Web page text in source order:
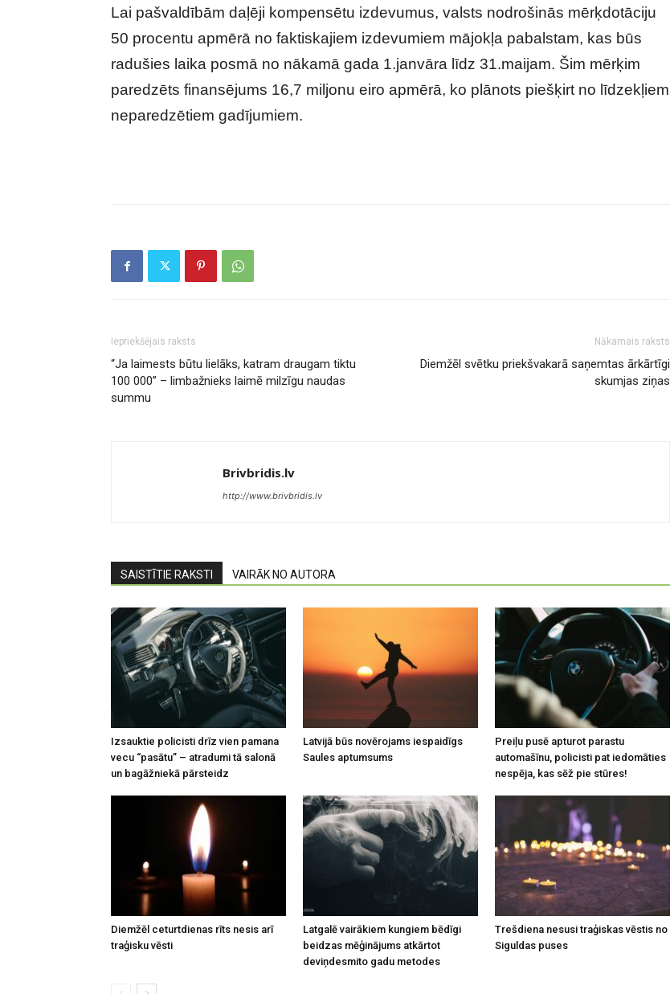
Lai pašvaldībām daļēji kompensētu izdevumus, valsts nodrošinās mērķdotāciju
50 procentu apmērā no faktiskajiem izdevumiem mājokļa pabalstam, kas būs
radušies laika posmā no nākamā gada 1.janvāra līdz 31.maijam. Šim mērķim
paredzēts finansējums 16,7 miljonu eiro apmērā, ko plānots piešķirt no līdzekļiem
neparedzētiem gadījumiem.
Iepriekšējais raksts
“Ja laimests būtu lielāks, katram draugam tiktu
100 000” – limbažnieks laimē milzīgu naudas
summu
Nākamais raksts
Diemžēl svētku priekšvakarā saņemtas ārkārtīgi
skumjas ziņas
Brivbridis.lv
http://www.brivbridis.lv
SAISTĪTIE RAKSTI VAIRĀK NO AUTORA
Izsauktie policisti drīz vien pamana
vecu “pasātu” – atradumi tā salonā
un bagāžniekā pārsteidz
Latvijā būs novērojams iespaidīgs
Saules aptumsums
Preiļu pusē apturot parastu
automašīnu, policisti pat iedomāties
nespēja, kas sēž pie stūres!
Diemžēl ceturtdienas rīts nesis arī
traģisku vēsti
Latgalē vairākiem kungiem bēdīgi
beidzas mēģinājums atkārtot
deviņdesmito gadu metodes
Trešdiena nesusi traģiskas vēstis no
Siguldas puses